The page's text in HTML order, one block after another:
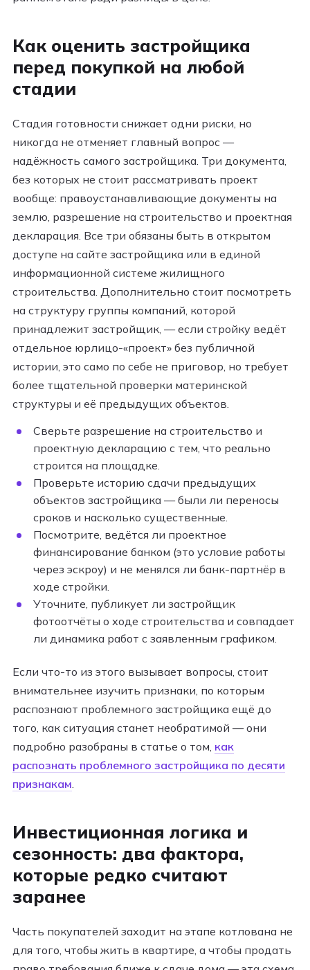
Как оценить застройщика
перед покупкой на любой
стадии
Стадия готовности снижает одни риски, но
никогда не отменяет главный вопрос —
надёжность самого застройщика. Три документа,
без которых не стоит рассматривать проект
вообще: правоустанавливающие документы на
землю, разрешение на строительство и проектная
декларация. Все три обязаны быть в открытом
доступе на сайте застройщика или в единой
информационной системе жилищного
строительства. Дополнительно стоит посмотреть
на структуру группы компаний, которой
принадлежит застройщик, — если стройку ведёт
отдельное юрлицо-«проект» без публичной
истории, это само по себе не приговор, но требует
более тщательной проверки материнской
структуры и её предыдущих объектов.
Сверьте разрешение на строительство и
проектную декларацию с тем, что реально
строится на площадке.
Проверьте историю сдачи предыдущих
объектов застройщика — были ли переносы
сроков и насколько существенные.
Посмотрите, ведётся ли проектное
финансирование банком (это условие работы
через эскроу) и не менялся ли банк-партнёр в
ходе стройки.
Уточните, публикует ли застройщик
фотоотчёты о ходе строительства и совпадает
ли динамика работ с заявленным графиком.
Если что-то из этого вызывает вопросы, стоит
внимательнее изучить признаки, по которым
распознают проблемного застройщика ещё до
того, как ситуация станет необратимой — они
подробно разобраны в статье о том, как
распознать проблемного застройщика по десяти
признакам
Инвестиционная логика и
сезонность: два фактора,
которые редко считают
заранее
Часть покупателей заходит на этапе котлована не
для того, чтобы жить в квартире, а чтобы продать